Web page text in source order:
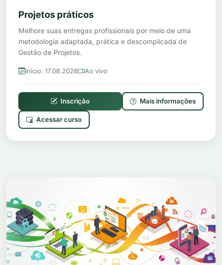
Projetos práticos
Melhore suas entregas profissionais por meio de uma
metodologia adaptada, prática e descomplicada de
Gestão de Projetos.
Início: 17.08.2026 Ao vivo
Inscrição Mais informações
Acessar curso